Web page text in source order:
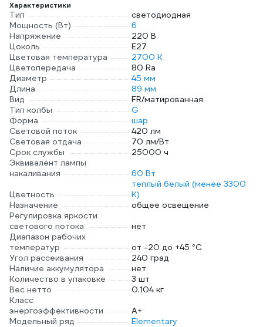
Характеристики
Тип
светодиодная
Мощность (Вт)
6
Напряжение
220 В
Цоколь
E27
Цветовая температура
2700 К
Цветопередача
80 Ra
Диаметр
45 мм
Длина
89 мм
Вид
FR/матированная
Тип колбы
G
Форма
шар
Световой поток
420 лм
Световая отдача
70 лм/Вт
Срок службы
25000 ч
Эквивалент лампы
накаливания
60 Вт
Цветность
теплый белый (менее 3300
К)
Назначение
общее освещение
Регулировка яркости
светового потока
нет
Диапазон рабочих
температур
от -20 до +45 °С
Угол рассеивания
240 град
Наличие аккумулятора
нет
Количество в упаковке
3 шт
Вес нетто
0.104 кг
Класс
энергоэффективности
A+
Модельный ряд
Elementary